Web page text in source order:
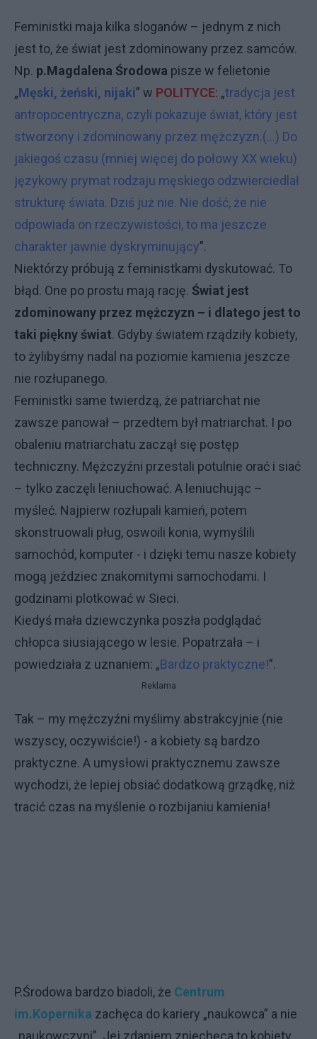
Feministki maja kilka sloganów – jednym z nich
jest to, że świat jest zdominowany przez samców.
Np. p.Magdalena Środowa pisze w felietonie
„Męski, żeński, nijaki” w POLITYCE: „tradycja jest
antropocentryczna, czyli pokazuje świat, który jest
stworzony i zdominowany przez mężczyzn.(...) Do
jakiegoś czasu (mniej więcej do połowy XX wieku)
językowy prymat rodzaju męskiego odzwierciedlał
strukturę świata. Dziś już nie. Nie dość, że nie
odpowiada on rzeczywistości, to ma jeszcze
charakter jawnie dyskryminujący”.
Niektórzy próbują z feministkami dyskutować. To
błąd. One po prostu mają rację. Świat jest
zdominowany przez mężczyzn – i dlatego jest to
taki piękny świat. Gdyby światem rządziły kobiety,
to żylibyśmy nadal na poziomie kamienia jeszcze
nie rozłupanego.
Feministki same twierdzą, że patriarchat nie
zawsze panował – przedtem był matriarchat. I po
obaleniu matriarchatu zaczął się postęp
techniczny. Mężczyźni przestali potulnie orać i siać
– tylko zaczęli leniuchować. A leniuchując –
myśleć. Najpierw rozłupali kamień, potem
skonstruowali pług, oswoili konia, wymyślili
samochód, komputer - i dzięki temu nasze kobiety
mogą jeździec znakomitymi samochodami. I
godzinami plotkować w Sieci.
Kiedyś mała dziewczynka poszła podglądać
chłopca siusiającego w lesie. Popatrzała – i
powiedziała z uznaniem: „Bardzo praktyczne!”.
Reklama
Tak – my mężczyźni myślimy abstrakcyjnie (nie
wszyscy, oczywiście!) - a kobiety są bardzo
praktyczne. A umysłowi praktycznemu zawsze
wychodzi, że lepiej obsiać dodatkową grządkę, niż
tracić czas na myślenie o rozbijaniu kamienia!
P.Środowa bardzo biadoli, że Centrum
im.Kopernika zachęca do kariery „naukowca” a nie
„naukowczyni”. Jej zdaniem zniechęca to kobiety.